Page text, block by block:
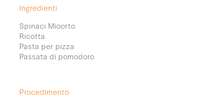
Ingredienti
Spinaci Mioorto
Ricotta
Pasta per pizza
Passata di pomodoro
Procedimento